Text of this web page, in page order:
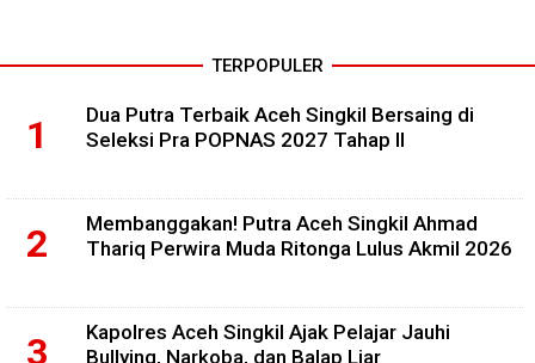
TERPOPULER
Dua Putra Terbaik Aceh Singkil Bersaing di
Seleksi Pra POPNAS 2027 Tahap II
Membanggakan! Putra Aceh Singkil Ahmad
Thariq Perwira Muda Ritonga Lulus Akmil 2026
Kapolres Aceh Singkil Ajak Pelajar Jauhi
Bullying, Narkoba, dan Balap Liar